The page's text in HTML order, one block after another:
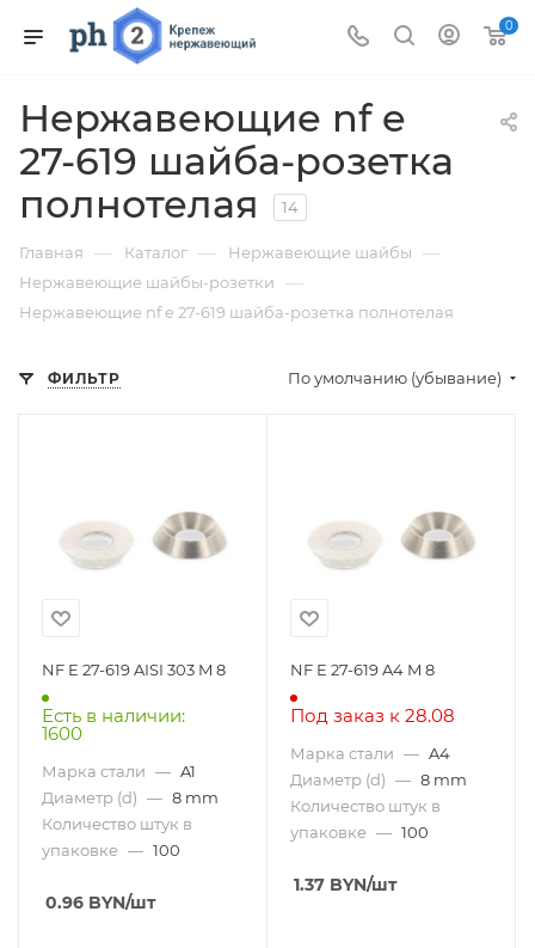
0
Нержавеющие nf e
27-619 шайба-розетка
полнотелая
14
Главная — Каталог — Нержавеющие шайбы —
Нержавеющие шайбы-розетки —
Нержавеющие nf e 27-619 шайба-розетка полнотелая
ФИЛЬТР По умолчанию (убывание)
NF E 27-619 AISI 303 M 8
Есть в наличии:
1600
Марка стали — A1
Диаметр (d) — 8 mm
Количество штук в
упаковке — 100
0.96 BYN/шт
NF E 27-619 A4 M 8
Под заказ к 28.08
Марка стали — A4
Диаметр (d) — 8 mm
Количество штук в
упаковке — 100
1.37 BYN/шт